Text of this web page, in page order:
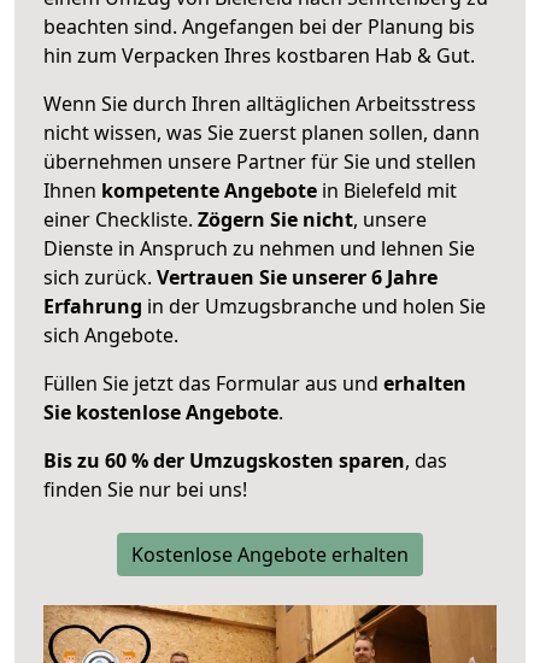
beachten sind. Angefangen bei der Planung bis
hin zum Verpacken Ihres kostbaren Hab & Gut.
Wenn Sie durch Ihren alltäglichen Arbeitsstress
nicht wissen, was Sie zuerst planen sollen, dann
übernehmen unsere Partner für Sie und stellen
Ihnen kompetente Angebote in Bielefeld mit
einer Checkliste. Zögern Sie nicht, unsere
Dienste in Anspruch zu nehmen und lehnen Sie
sich zurück. Vertrauen Sie unserer 6 Jahre
Erfahrung in der Umzugsbranche und holen Sie
sich Angebote.
Füllen Sie jetzt das Formular aus und erhalten
Sie kostenlose Angebote.
Bis zu 60 % der Umzugskosten sparen, das
finden Sie nur bei uns!
Kostenlose Angebote erhalten